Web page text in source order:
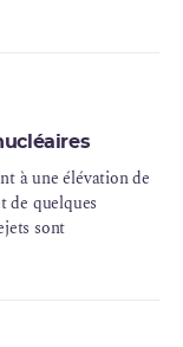
à une élévation de
de quelques
sont